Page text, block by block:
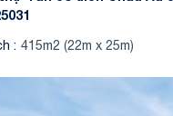
415m2 (22m x 25m)